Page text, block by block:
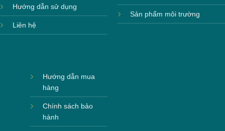
Hướng dẫn sử dụng
Liên hệ
Sản phẩm môi trường
Hướng dẫn mua
hàng
Chính sách bảo
hành